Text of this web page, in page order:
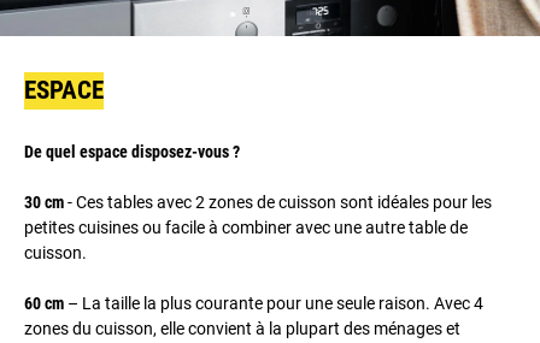
ESPACE
De quel espace disposez-vous ?
30 cm- Ces tables avec 2 zones de cuisson sont idéales pour les
petites cuisines ou facile à combiner avec une autre table de
cuisson.
60 cm – La taille la plus courante pour une seule raison. Avec 4
zones du cuisson, elle convient à la plupart des ménages et